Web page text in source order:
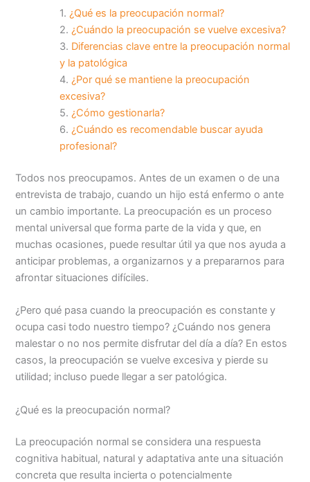
¿Qué es la preocupación normal?
¿Cuándo la preocupación se vuelve excesiva?
Diferencias clave entre la preocupación normal
y la patológica
¿Por qué se mantiene la preocupación
excesiva?
¿Cómo gestionarla?
¿Cuándo es recomendable buscar ayuda
profesional?
Todos nos preocupamos. Antes de un examen o de una
entrevista de trabajo, cuando un hijo está enfermo o ante
un cambio importante. La preocupación es un proceso
mental universal que forma parte de la vida y que, en
muchas ocasiones, puede resultar útil ya que nos ayuda a
anticipar problemas, a organizarnos y a prepararnos para
afrontar situaciones difíciles.
¿Pero qué pasa cuando la preocupación es constante y
ocupa casi todo nuestro tiempo? ¿Cuándo nos genera
malestar o no nos permite disfrutar del día a día? En estos
casos, la preocupación se vuelve excesiva y pierde su
utilidad; incluso puede llegar a ser patológica.
¿Qué es la preocupación normal?
La preocupación normal se considera una respuesta
cognitiva habitual, natural y adaptativa ante una situación
concreta que resulta incierta o potencialmente